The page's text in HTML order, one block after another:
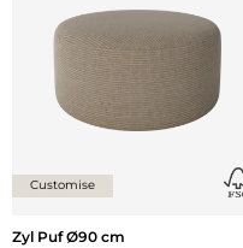
Customise
Zyl Puf Ø90 cm